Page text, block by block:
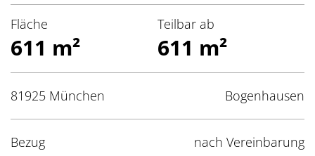
Fläche
611 m²
Teilbar ab
611 m²
81925 München Bogenhausen
Bezug nach Vereinbarung